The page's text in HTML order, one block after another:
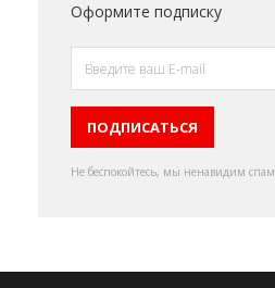
Оформите подписку
Не беспокойтесь, мы ненавидим спам